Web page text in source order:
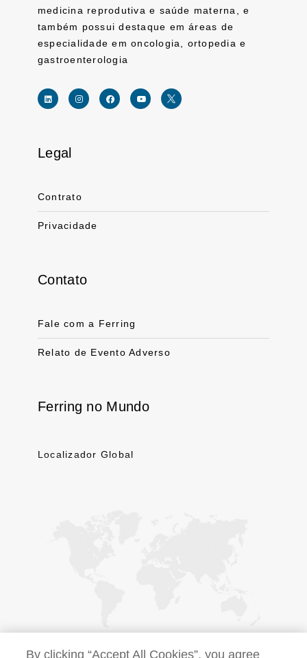
medicina reprodutiva e saúde materna, e
também possui destaque em áreas de
especialidade em oncologia, ortopedia e
gastroenterologia
Legal
Contrato
Privacidade
Contato
Fale com a Ferring
Relato de Evento Adverso
Ferring no Mundo
Localizador Global
By clicking “Accept All Cookies”, you agree